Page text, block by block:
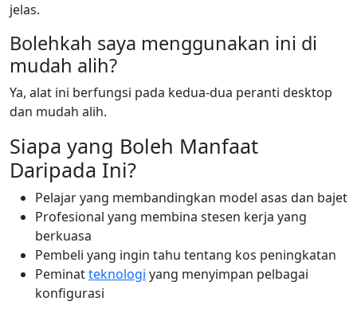
jelas.
Bolehkah saya menggunakan ini di
mudah alih?
Ya, alat ini berfungsi pada kedua-dua peranti desktop
dan mudah alih.
Siapa yang Boleh Manfaat
Daripada Ini?
Pelajar yang membandingkan model asas dan bajet
Profesional yang membina stesen kerja yang
berkuasa
Pembeli yang ingin tahu tentang kos peningkatan
Peminatteknologi yang menyimpan pelbagai
konfigurasi